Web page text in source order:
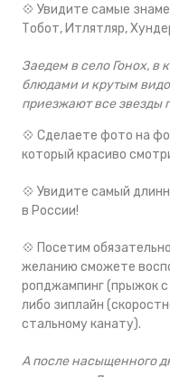
💠 Увидите самые
Тобот, Итлятляр,
Заедем в село Гонох,
блюдами и крутым
приезжают все звезды
💠 Сделаете фото на
который красиво
💠 Увидите самый
в России!
💠 Посетим
желанию сможете
ропджампинг (прыжок
либо зиплайн
стальному канату).
А после насыщенного